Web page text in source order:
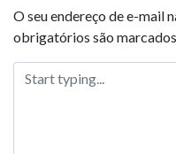
O seu endereço de e-mail
obrigatórios são